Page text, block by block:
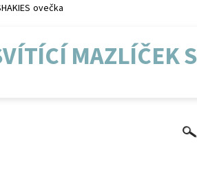
ovečka
MAZLÍČEK